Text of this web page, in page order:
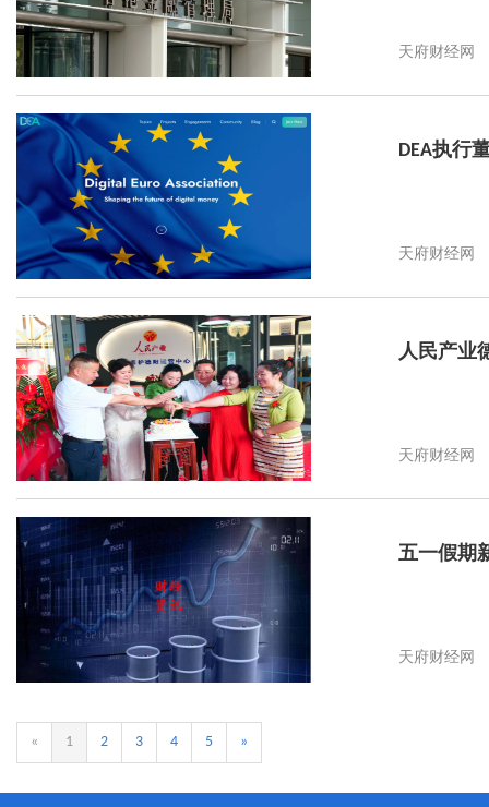
天府财经网
DEA执行
天府财经网
人民产业
天府财经网
五一假期
天府财经网
« 1 2 3 4 5 »